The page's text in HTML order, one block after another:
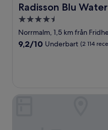
Radisson Blu
Radisson Blu
4.5-
stjärnigt
boende
Norrmalm, 1,5 km från
9.2
9,2/10 Underbart (2 114